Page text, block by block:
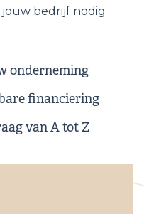
bedrijf nodig
onderneming
financiering
van A tot Z